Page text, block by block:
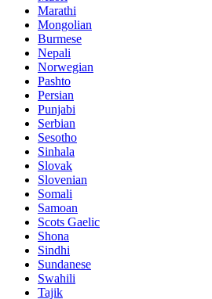
Marathi
Mongolian
Burmese
Nepali
Norwegian
Pashto
Persian
Punjabi
Serbian
Sesotho
Sinhala
Slovak
Slovenian
Somali
Samoan
Scots Gaelic
Shona
Sindhi
Sundanese
Swahili
Tajik